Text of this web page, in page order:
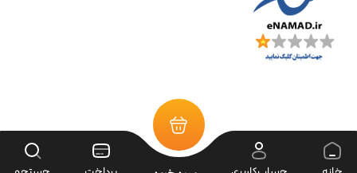
تمامی حقوق سایت متعلق به فروشگاه سرای ابزار می‌باشد.